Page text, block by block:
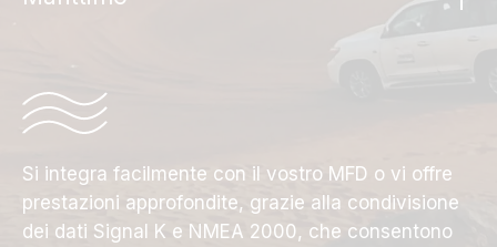
Si integra facilmente con il vostro MFD o vi offre
prestazioni approfondite, grazie alla condivisione
dei dati Signal K e NMEA 2000, che consentono